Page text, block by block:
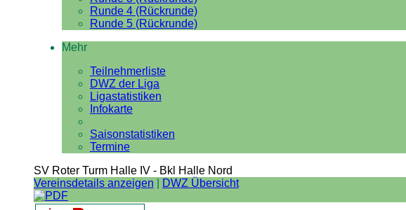
Runde 4 (Rückrunde)
Runde 5 (Rückrunde)
Mehr
Teilnehmerliste
DWZ der Liga
Ligastatistiken
Infokarte
Saisonstatistiken
Termine
SV Roter Turm Halle IV - Bkl Halle Nord
Vereinsdetails anzeigen
DWZ Übersicht